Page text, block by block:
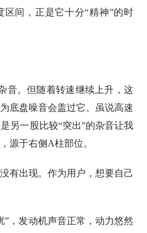
区间，正是它十分“精神”的时
音。但随着转速继续上升，这
底盘噪音会盖过它。虽说高速
另一股比较“突出”的杂音让我
源于右侧A柱部位。
有出现。作为用户，想要自己
”，发动机声音正常，动力悠然